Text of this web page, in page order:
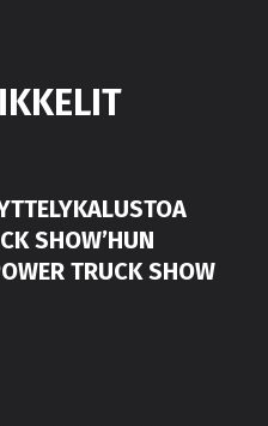
SHOW’HUN
TRUCK SHOW